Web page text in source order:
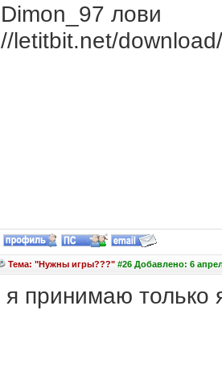
Dimon_97 лови
//letitbit.net/
Тема: "Нужны игры???"#26 Добавлено: 6
я принимаю только